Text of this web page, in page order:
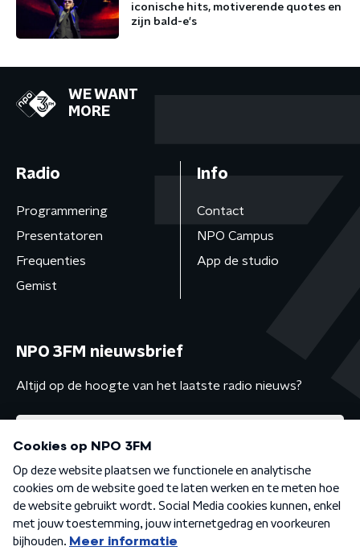
iconische hits, motiverende quotes en
zijn bald-e's
WE WANT
MORE
Radio
Programmering
Presentatoren
Frequenties
Gemist
Info
Contact
NPO Campus
App de studio
NPO 3FM nieuwsbrief
Altijd op de hoogte van het laatste radio nieuws?
Algemene voorwaarden Privacybeleid